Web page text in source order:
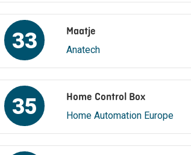
Maatje
Anatech
33
Home Control Box
Home Automation Europe
35